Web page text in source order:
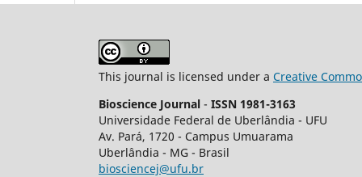
This journal is licensed under a Creative
Bioscience Journal - ISSN 1981-3163
Universidade Federal de Uberlândia - UFU
Av. Pará, 1720 - Campus Umuarama
Uberlândia - MG - Brasil
biosciencej@ufu.br